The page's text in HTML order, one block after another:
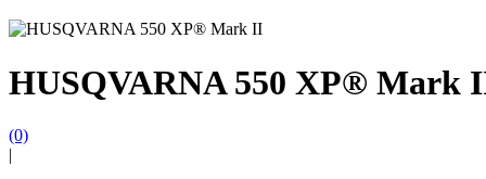
HUSQVARNA 550 XP® Mark
(0)
|